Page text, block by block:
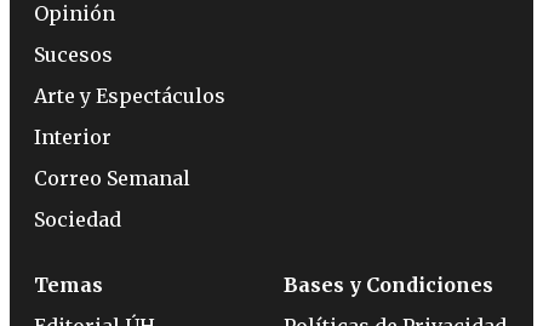
Opinión
Sucesos
Arte y Espectáculos
Interior
Correo Semanal
Sociedad
Temas
Bases y Condiciones